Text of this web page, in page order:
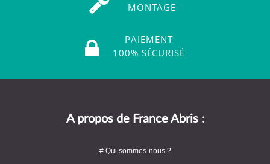
MONTAGE
PAIEMENT
100% SÉCURISÉ
A propos de France Abris :
# Qui sommes-nous ?